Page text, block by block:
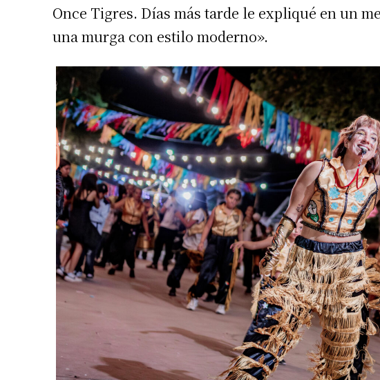
Once Tigres. Días más tarde le expliqué en un
una murga con estilo moderno».